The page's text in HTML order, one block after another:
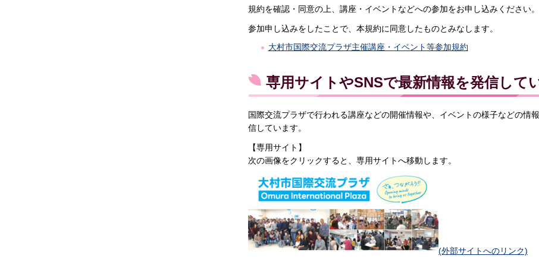
規約を確認・同意の上、講座・イベントなどへの参加をお申し込みください。
参加申し込みをしたことで、本規約に同意したものとみなします。
大村市国際交流プラザ主催講座・イベント等参加規約
専用サイトやSNSで最新情報を発信して
国際交流プラザで行われる講座などの開催情報や、イベントの様子などの情
信しています。
【専用サイト】
次の画像をクリックすると、専用サイトへ移動します。
(外部サイトへのリンク)